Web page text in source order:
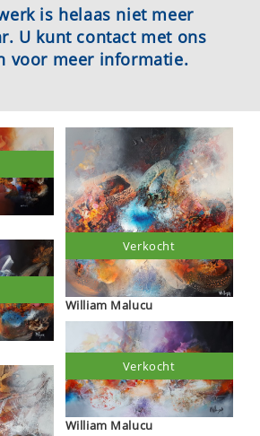
is helaas niet meer
U kunt contact met ons
voor meer informatie.
William Malucu
Verkocht
William Malucu
Verkocht